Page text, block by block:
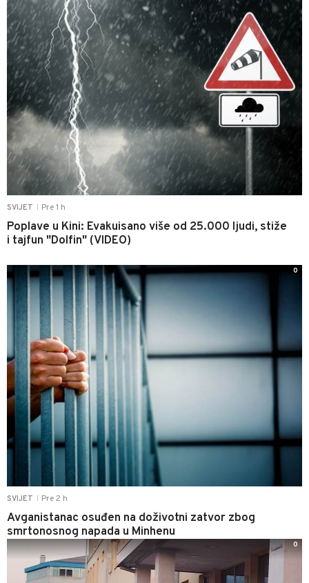
SVIJET Pre 1 h
Poplave u Kini: Evakuisano više od 25.000 ljudi, stiže
i tajfun "Dolfin" (VIDEO)
SVIJET Pre 2 h
Avganistanac osuđen na doživotni zatvor zbog
smrtonosnog napada u Minhenu
0
0